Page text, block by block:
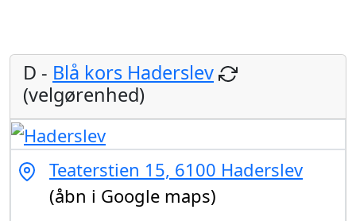
D - Blå kors Haderslev
(velgørenhed)
Teaterstien 15, 6100 Haderslev
(åbn i Google maps)